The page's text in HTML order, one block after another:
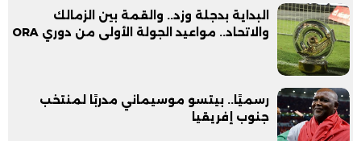
البداية بدجلة وزد.. والقمة بين الزمالك
والاتحاد.. مواعيد الجولة الأولى من دوري ORA
رسميًا.. بيتسو موسيماني مدربًا لمنتخب
جنوب إفريقيا